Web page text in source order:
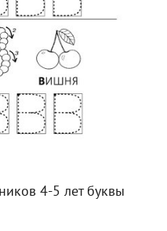
4-5 лет буквы